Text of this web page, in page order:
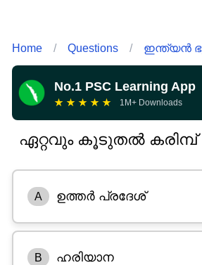
Home / Questions / ഇന്ത്യൻ
No.1 PSC Learning App
★ ★ ★ ★ ★ 1M+ Downloads
ഏറ്റവും കൂടുതൽ കരിമ്പ്
A ഉത്തർ പ്രദേശ്
B ഹരിയാന